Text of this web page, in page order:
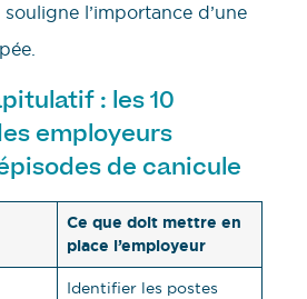
l’importance d’une
: les 10
employeurs
de canicule
Ce que doit mettre en
place l’employeur
Identifier les postes